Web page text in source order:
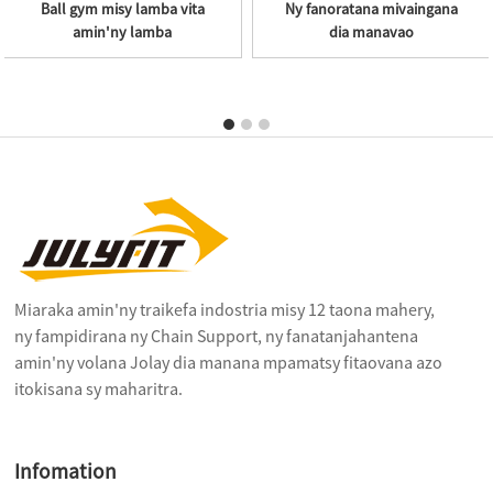
Ball gym misy lamba vita
amin'ny lamba
Ny fanoratana mivaingana
dia manavao
Miaraka amin'ny traikefa indostria misy 12 taona mahery,
ny fampidirana ny Chain Support, ny fanatanjahantena
amin'ny volana Jolay dia manana mpamatsy fitaovana azo
itokisana sy maharitra.
Infomation